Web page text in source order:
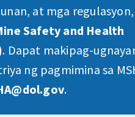
at mga regulasyon,
Safety and Health
. Dapat makipag-
ng pagmimina sa
.